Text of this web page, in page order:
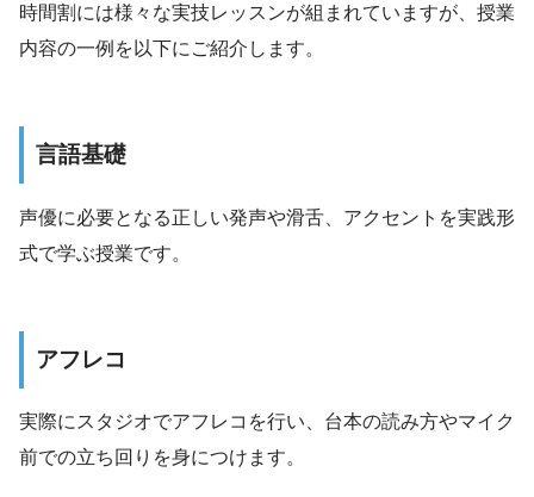
時間割には様々な実技レッスンが組まれていますが、授業
内容の一例を以下にご紹介します。
言語基礎
声優に必要となる正しい発声や滑舌、アクセントを実践形
式で学ぶ授業です。
アフレコ
実際にスタジオでアフレコを行い、台本の読み方やマイク
前での立ち回りを身につけます。